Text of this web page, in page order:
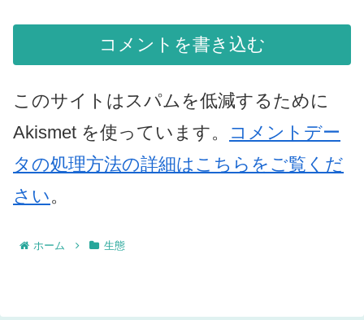
コメントを書き込む
このサイトはスパムを低減するために
Akismet を使っています。
コメントデー
タの処理方法の詳細はこちらをご覧くだ
さい。
ホーム 生態